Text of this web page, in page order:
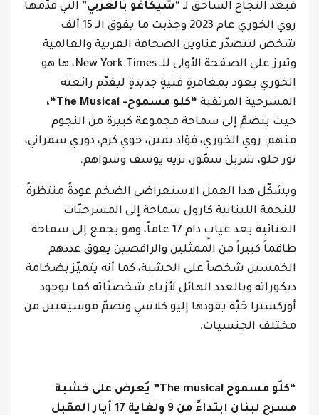
فبعد النجاح الساحق لـ “شيكاغو بالعربي” التي قدّمها
روي الخوري عام 2023 وجذبت ما يفوق الـ 15 ألف
شخص لتتصدّر عناوين الصحافة العربية والعالمية
وتبرز على الصفحة الأولى للـ New York Times، ها هو
الخوري يعود بمغامرةٍ فنيةٍ جديدةٍ ليقدّم رائعته
المسرحية المرتقبة “كلو مسموح- The Musical “،
حيث ينضمّ إلى سماحة مجموعة كبيرة من النجوم
منهم: روي الخوري، فؤاد يمين، جوي كرم، دوري سمراني،
نور حلو، شربل سمّور، نزيه يوسف وسواهم.
ويشكّل هذا العمل الاستعراضي الضخم عودةً منتظرةً
للنجمة اللبنانية كارول سماحة إلى المسرحيّات
الغنائية بعد غيابٍ دام 17 عاماً، وهو يجمع إلى سماحة
طاقماً كبيراً من الممثلين والراقصين يفوق عددهم
الخمسين شخصاً على الخشبة، كما أنه يتميّز بضخامة
ديكوراته وبالعدد الهائل لأزياء شخصيّاته كما بوجود
أوركسترا حَيّة يقودها إليو كلاسي وتضمّ موسيقيين من
مختلف الجنسيات.
“كلّو مسموح The musical ” يُعرض على خشبة
مسرح لبنان ابتداءً من 9 ولغاية 17 أيار المقبل